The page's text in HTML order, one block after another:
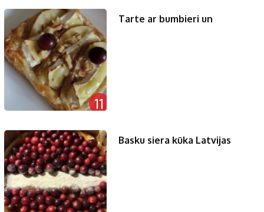
11
Tarte ar bumbieri un
Basku siera kūka Latvijas